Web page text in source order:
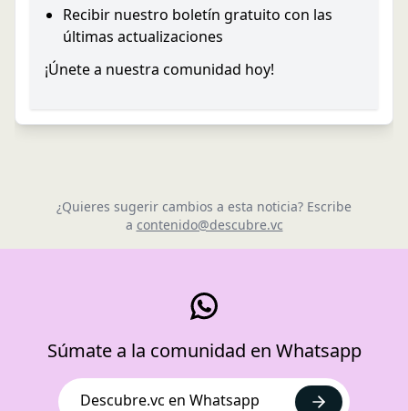
Recibir nuestro boletín gratuito con las
últimas actualizaciones
¡Únete a nuestra comunidad hoy!
¿Quieres sugerir cambios a esta noticia? Escribe
a contenido@descubre.vc
Súmate a la comunidad en Whatsapp
Descubre.vc en Whatsapp